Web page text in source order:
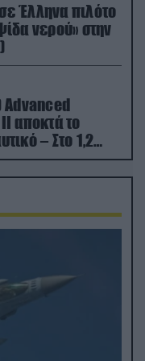
Έλληνα πιλότο
νερού» στην
Advanced
αποκτά το
– Στο 1,2